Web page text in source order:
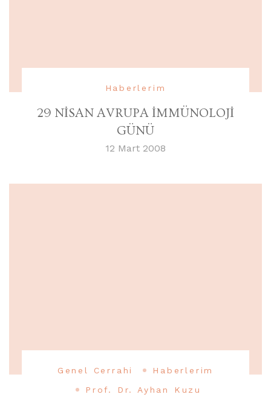
Haberlerim
29 NİSAN AVRUPA İMMÜNOLOJİ
GÜNÜ
12 Mart 2008
Genel Cerrahi
Haberlerim
Prof. Dr. Ayhan Kuzu